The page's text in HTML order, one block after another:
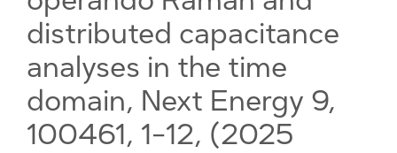
distributed capacitance
analyses in the time
domain, Next Energy 9,
100461, 1-12, (2025